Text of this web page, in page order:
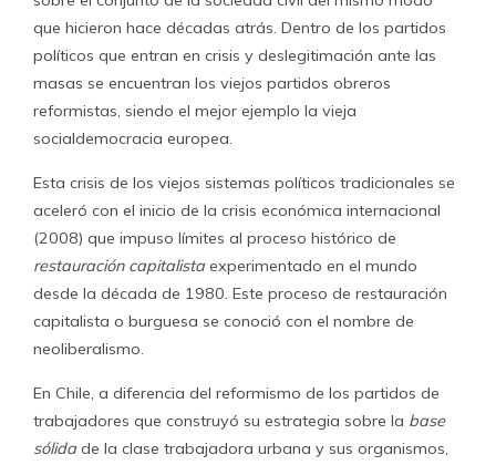
que hicieron hace décadas atrás. Dentro de los partidos
políticos que entran en crisis y deslegitimación ante las
masas se encuentran los viejos partidos obreros
reformistas, siendo el mejor ejemplo la vieja
socialdemocracia europea.
Esta crisis de los viejos sistemas políticos tradicionales se
aceleró con el inicio de la crisis económica internacional
(2008) que impuso límites al proceso histórico de
restauración capitalistaexperimentado en el mundo
desde la década de 1980. Este proceso de restauración
capitalista o burguesa se conoció con el nombre de
neoliberalismo.
En Chile, a diferencia del reformismo de los partidos de
trabajadores que construyó su estrategia sobre la base
sólidade la clase trabajadora urbana y sus organismos,